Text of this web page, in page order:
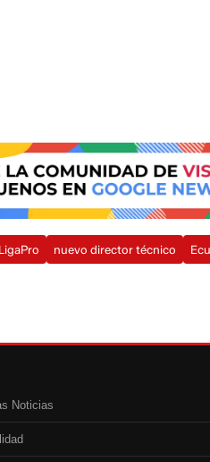
LigaPro nuevo director técnico
Noticias